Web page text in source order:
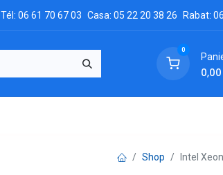
Tél: 06 61 70 67 03 Casa: 05 22 20 38 26 Rabat:
0
0,00
Shop Intel